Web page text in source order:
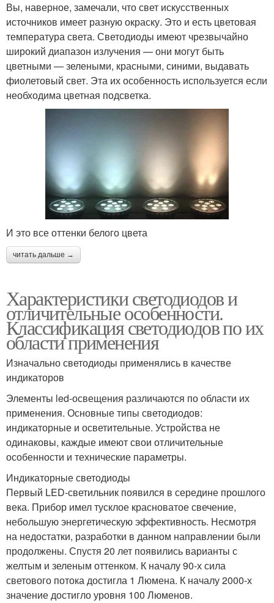
Вы, наверное, замечали, что свет искусственных
источников имеет разную окраску. Это и есть цветовая
температура света. Светодиоды имеют чрезвычайно
широкий диапазон излучения — они могут быть
цветными — зелеными, красными, синими, выдавать
фиолетовый свет. Эта их особенность используется если
необходима цветная подсветка.
И это все оттенки белого цвета
читать дальше →
Характеристики светодиодов и
отличительные особенности.
Классификация светодиодов по их
области применения
Изначально светодиоды применялись в качестве
индикаторов
Элементы led-освещения различаются по области их
применения. Основные типы светодиодов:
индикаторные и осветительные. Устройства не
одинаковы, каждые имеют свои отличительные
особенности и технические параметры.
Индикаторные светодиоды
Первый LED-светильник появился в середине прошлого
века. Прибор имел тусклое красноватое свечение,
небольшую энергетическую эффективность. Несмотря
на недостатки, разработки в данном направлении были
продолжены. Спустя 20 лет появились варианты с
желтым и зеленым оттенком. К началу 90-х сила
светового потока достигла 1 Люмена. К началу 2000-х
значение достигло уровня 100 Люменов.